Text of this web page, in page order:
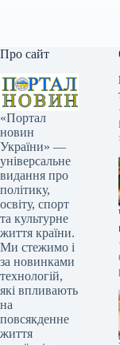
Про сайт
«Портал
новин
України» —
універсальне
видання про
політику,
освіту, спорт
та культурне
життя країни.
Ми стежимо і
за новинками
технологій,
які впливають
на
повсякденне
життя